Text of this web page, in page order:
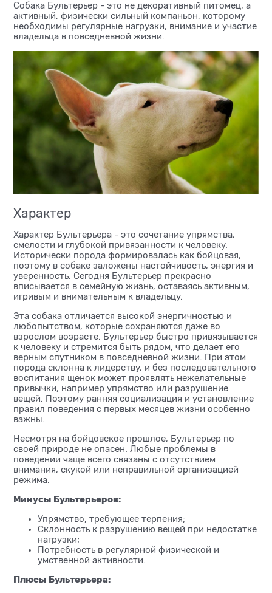
Собака Бультерьер - это не декоративный питомец, а
активный, физически сильный компаньон, которому
необходимы регулярные нагрузки, внимание и участие
владельца в повседневной жизни.
Характер
Характер Бультерьера - это сочетание упрямства,
смелости и глубокой привязанности к человеку.
Исторически порода формировалась как бойцовая,
поэтому в собаке заложены настойчивость, энергия и
уверенность. Сегодня Бультерьер прекрасно
вписывается в семейную жизнь, оставаясь активным,
игривым и внимательным к владельцу.
Эта собака отличается высокой энергичностью и
любопытством, которые сохраняются даже во
взрослом возрасте. Бультерьер быстро привязывается
к человеку и стремится быть рядом, что делает его
верным спутником в повседневной жизни. При этом
порода склонна к лидерству, и без последовательного
воспитания щенок может проявлять нежелательные
привычки, например упрямство или разрушение
вещей. Поэтому ранняя социализация и установление
правил поведения с первых месяцев жизни особенно
важны.
Несмотря на бойцовское прошлое, Бультерьер по
своей природе не опасен. Любые проблемы в
поведении чаще всего связаны с отсутствием
внимания, скукой или неправильной организацией
режима.
Минусы Бультерьеров:
Упрямство, требующее терпения;
Склонность к разрушению вещей при недостатке
нагрузки;
Потребность в регулярной физической и
умственной активности.
Плюсы Бультерьера: